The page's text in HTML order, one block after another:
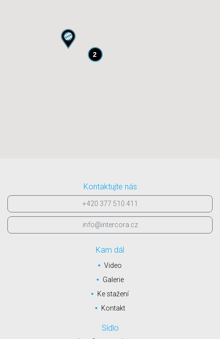
2
Kontaktujte nás
+420 377 510 411
info@intercora.cz
Kam dál
Video
Galerie
Ke stažení
Kontakt
Sídlo